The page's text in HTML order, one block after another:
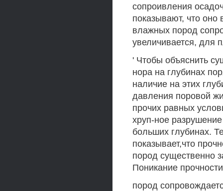
сопроивления
показывают, что оно
влажных пород
увеличивается, для
' Чтобы объяснить
нора на глубинах
наличие на этих
давления поровой
прочих равных
хруп-ное
больших глубинах.
показывает,что
пород существенно
Поникание прочности
пород